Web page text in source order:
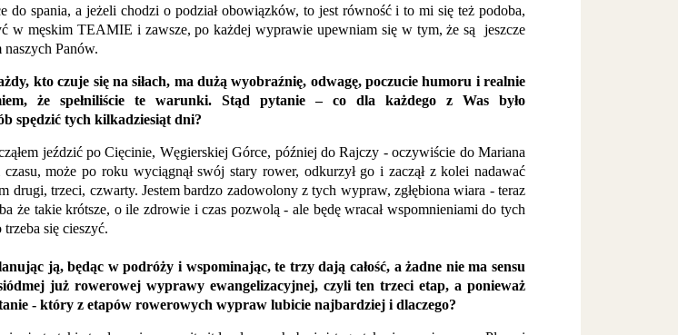
do spania, a jeżeli chodzi o podział obowiązków, to jest równość i to mi się też podoba,
w męskim TEAMIE i zawsze, po każdej wyprawie upewniam się w tym, że są jeszcze
Panów.
kto czuje się na siłach, ma dużą wyobraźnię, odwagę, poczucie humoru i realnie
że spełniliście te warunki. Stąd pytanie – co dla każdego z Was było
spędzić tych kilkadziesiąt dni?
jeździć po Cięcinie, Węgierskiej Górce, później do Rajczy - oczywiście do Mariana
może po roku wyciągnął swój stary rower, odkurzył go i zaczął z kolei nadawać
trzeci, czwarty. Jestem bardzo zadowolony z tych wypraw, zgłębiona wiara - teraz
że takie krótsze, o ile zdrowie i czas pozwolą - ale będę wracał wspomnieniami do tych
się cieszyć.
ją, będąc w podróży i wspominając, te trzy dają całość, a żadne nie ma sensu
już rowerowej wyprawy ewangelizacyjnej, czyli ten trzeci etap, a ponieważ
- który z etapów rowerowych wypraw lubicie najbardziej i dlaczego?